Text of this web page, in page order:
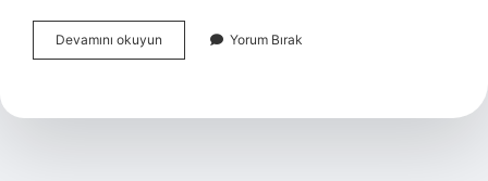
Devamını okuyun
Kapağı
Bileği
Yorum Bırak